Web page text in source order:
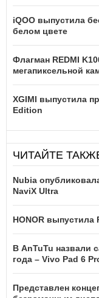
iQOO выпустила
белом цвете
Флагман REDMI
мегапиксельной
XGIMI выпустила
Edition
ЧИТАЙТЕ
Nubia
NaviX Ultra
HONOR выпустила
В AnTuTu
года – Vivo Pad 6
Представлен